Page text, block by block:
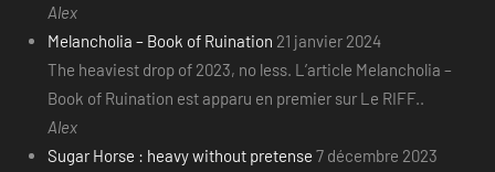
Alex
Melancholia – Book of Ruination 21 janvier 2024
The heaviest drop of 2023, no less. L’article Melancholia –
Book of Ruination est apparu en premier sur Le RIFF..
Alex
Sugar Horse : heavy without pretense 7 décembre 2023